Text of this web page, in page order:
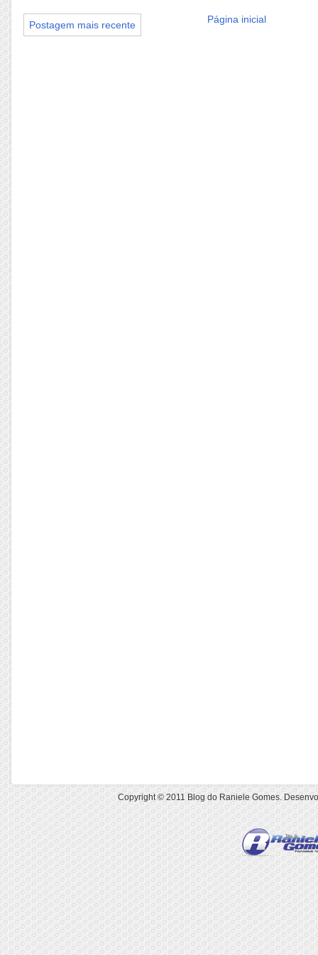
Postagem mais recente Página inicial
Copyright © 2011Blog do Raniele Gomes.